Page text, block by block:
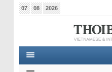
07 08 2026